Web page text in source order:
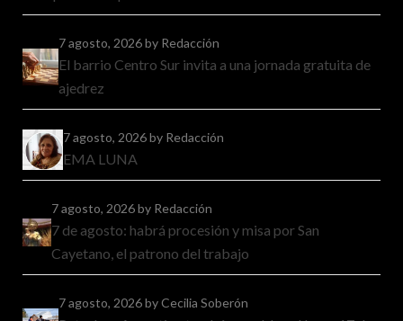
7 agosto, 2026by Redacción
El barrio Centro Sur invita a una jornada gratuita de
ajedrez
7 agosto, 2026by Redacción
EMA LUNA
7 agosto, 2026by Redacción
7 de agosto: habrá procesión y misa por San
Cayetano, el patrono del trabajo
7 agosto, 2026by Cecilia Soberón